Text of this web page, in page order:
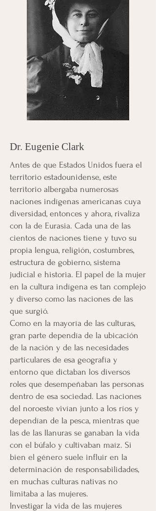
Dr. Eugenie Clark
Antes de que Estados Unidos fuera el
territorio estadounidense, este
territorio albergaba numerosas
naciones indígenas americanas cuya
diversidad, entonces y ahora, rivaliza
con la de Eurasia. Cada una de las
cientos de naciones tiene y tuvo su
propia lengua, religión, costumbres,
estructura de gobierno, sistema
judicial e historia. El papel de la mujer
en la cultura indígena es tan complejo
y diverso como las naciones de las
que surgió.
Como en la mayoría de las culturas,
gran parte dependía de la ubicación
de la nación y de las necesidades
particulares de esa geografía y
entorno que dictaban los diversos
roles que desempeñaban las personas
dentro de esa sociedad. Las naciones
del noroeste vivían junto a los ríos y
dependían de la pesca, mientras que
las de las llanuras se ganaban la vida
con el búfalo y cultivaban maíz. Si
bien el género suele influir en la
determinación de responsabilidades,
en muchas culturas nativas no
limitaba a las mujeres.
Investigar la vida de las mujeres